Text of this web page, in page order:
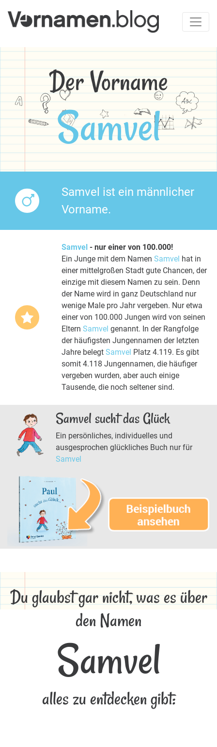
Der Vorname
Samvel
Samvel ist ein männlicher
Vorname.
Samvel - nur einer von 100.000!
Ein Junge mit dem Namen Samvel hat in
einer mittelgroßen Stadt gute Chancen, der
einzige mit diesem Namen zu sein. Denn
der Name wird in ganz Deutschland nur
wenige Male pro Jahr vergeben. Nur etwa
einer von 100.000 Jungen wird von seinen
Eltern Samvel genannt. In der Rangfolge
der häufigsten Jungennamen der letzten
Jahre belegt Samvel Platz 4.119. Es gibt
somit 4.118 Jungennamen, die häufiger
vergeben wurden, aber auch einige
Tausende, die noch seltener sind.
Samvel sucht das Glück
Ein persönliches, individuelles und
ausgesprochen glückliches Buch nur für
Samvel
Du glaubst gar nicht, was es über
den Namen
Samvel
alles zu entdecken gibt: